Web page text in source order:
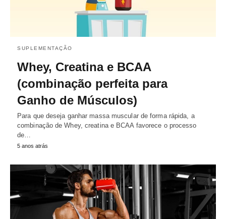
SUPLEMENTAÇÃO
Whey, Creatina e BCAA
(combinação perfeita para
Ganho de Músculos)
Para que deseja ganhar massa muscular de forma rápida, a
combinação de Whey, creatina e BCAA favorece o processo
de…
5 anos atrás